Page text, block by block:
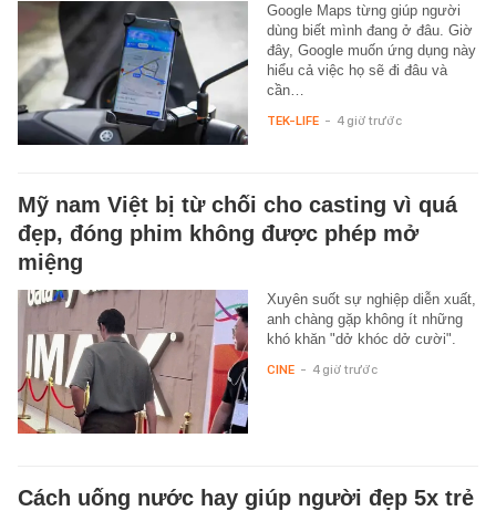
Google Maps từng giúp người
dùng biết mình đang ở đâu. Giờ
đây, Google muốn ứng dụng này
hiểu cả việc họ sẽ đi đâu và
cần…
TEK-LIFE - 4 giờ trước
Mỹ nam Việt bị từ chối cho casting vì quá
đẹp, đóng phim không được phép mở
miệng
Xuyên suốt sự nghiệp diễn xuất,
anh chàng gặp không ít những
khó khăn "dở khóc dở cười".
CINE - 4 giờ trước
Cách uống nước hay giúp người đẹp 5x trẻ